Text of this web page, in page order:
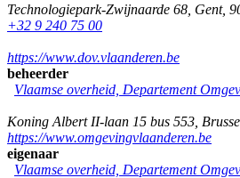
Technologiepark-Zwijnaarde 68 Gent,
+32 9 240 75 00
https://www.dov.vlaanderen.be
beheerder
Vlaamse overheid, Departement
Koning Albert II-laan 15 bus 553
https://www.omgevingvlaanderen.be
eigenaar
Vlaamse overheid, Departement